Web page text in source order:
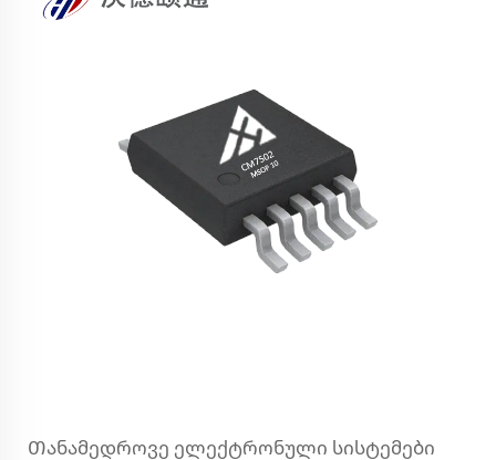
Თანამედროვე ელექტრონული სისტემები